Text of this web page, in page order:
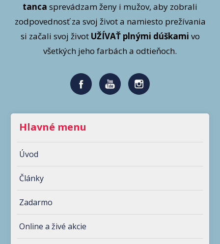
tanca sprevádzam ženy i mužov, aby zobrali
zodpovednosť za svoj život a namiesto prežívania
si začali svoj životUŽÍVAŤ plnými dúškami vo
všetkých jeho farbách a odtieňoch.
Hlavné menu
Úvod
Články
Zadarmo
Online a živé akcie